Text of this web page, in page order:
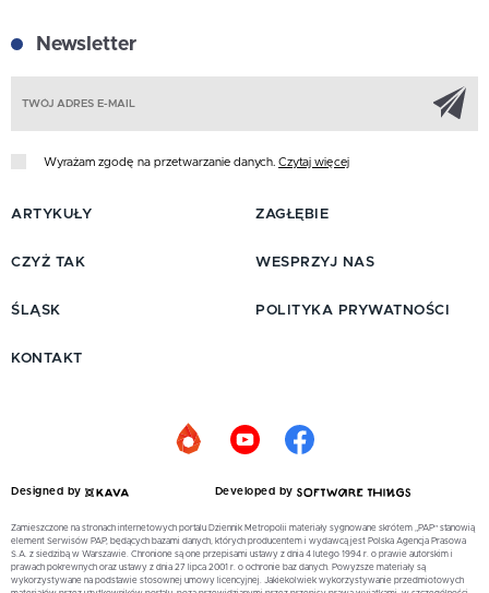
Newsletter
Wyrażam zgodę na przetwarzanie danych. Czytaj więcej
ARTYKUŁY
CZYŻ TAK
ŚLĄSK
ZAGŁĘBIE
WESPRZYJ NAS
POLITYKA PRYWATNOŚCI
KONTAKT
Designed by Developed by
Zamieszczone na stronach internetowych portalu Dziennik Metropolii materiały sygnowane skrótem „PAP” stanowią
element Serwisów PAP, będących bazami danych, których producentem i wydawcą jest Polska Agencja Prasowa
S.A. z siedzibą w Warszawie. Chronione są one przepisami ustawy z dnia 4 lutego 1994 r. o prawie autorskim i
prawach pokrewnych oraz ustawy z dnia 27 lipca 2001 r. o ochronie baz danych. Powyższe materiały są
wykorzystywane na podstawie stosownej umowy licencyjnej. Jakiekolwiek wykorzystywanie przedmiotowych